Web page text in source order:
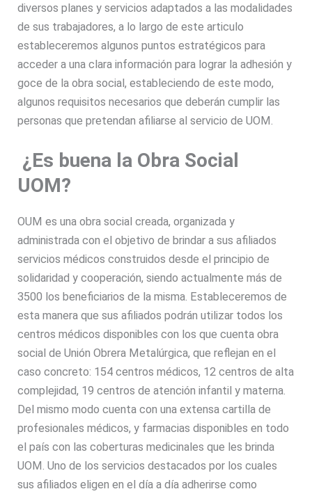
diversos planes y servicios adaptados a las modalidades
de sus trabajadores, a lo largo de este articulo
estableceremos algunos puntos estratégicos para
acceder a una clara información para lograr la adhesión y
goce de la obra social, estableciendo de este modo,
algunos requisitos necesarios que deberán cumplir las
personas que pretendan afiliarse al servicio de UOM.
¿Es buena la Obra Social
UOM?
OUM es una obra social creada, organizada y
administrada con el objetivo de brindar a sus afiliados
servicios médicos construidos desde el principio de
solidaridad y cooperación, siendo actualmente más de
3500 los beneficiarios de la misma. Estableceremos de
esta manera que sus afiliados podrán utilizar todos los
centros médicos disponibles con los que cuenta obra
social de Unión Obrera Metalúrgica, que reflejan en el
caso concreto: 154 centros médicos, 12 centros de alta
complejidad, 19 centros de atención infantil y materna.
Del mismo modo cuenta con una extensa cartilla de
profesionales médicos, y farmacias disponibles en todo
el país con las coberturas medicinales que les brinda
UOM. Uno de los servicios destacados por los cuales
sus afiliados eligen en el día a día adherirse como